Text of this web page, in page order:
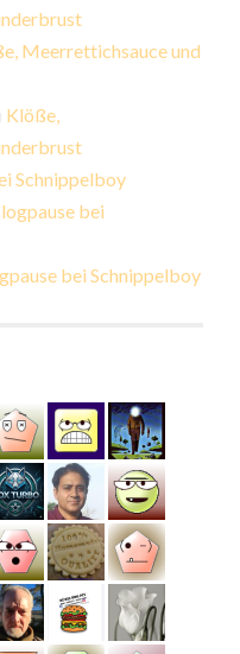
Meerrettichsauce und
Klöße,
Schnippelboy
bei
bei Schnippelboy